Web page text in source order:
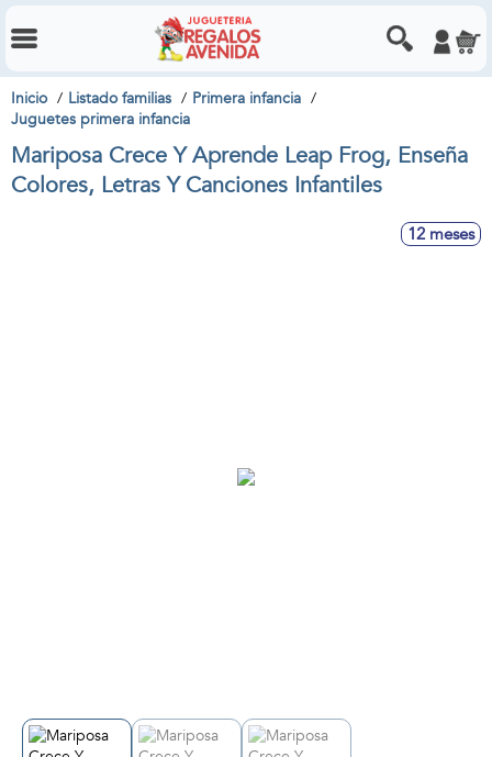
Inicio Listado familias
Primera infancia
Juguetes primera infancia
Mariposa Crece Y Aprende Leap Frog, Enseña
Colores, Letras Y Canciones Infantiles
12 meses